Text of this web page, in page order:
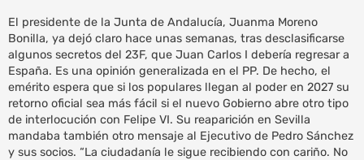
El presidente de la Junta de Andalucía, Juanma Moreno
Bonilla, ya dejó claro hace unas semanas, tras desclasificarse
algunos secretos del 23F, que Juan Carlos I debería regresar a
España. Es una opinión generalizada en el PP. De hecho, el
emérito espera que si los populares llegan al poder en 2027 su
retorno oficial sea más fácil si el nuevo Gobierno abre otro tipo
de interlocución con Felipe VI. Su reaparición en Sevilla
mandaba también otro mensaje al Ejecutivo de Pedro Sánchez
y sus socios. “La ciudadanía le sigue recibiendo con cariño. No